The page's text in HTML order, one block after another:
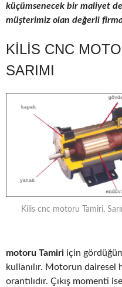
küçümsenecek bir maliyet
müşterimiz olan değerli
KILIS CNC
SARIMI
Kilis cnc motoru Tamiri,
motoru Tamiri için
kullanılır. Motorun dairesel
orantılıdır. Çıkış momenti